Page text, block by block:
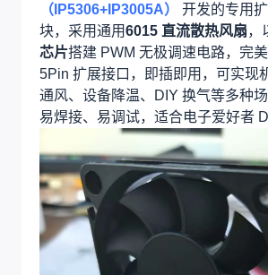
（IP5306+IP3005A）
开发的专用
块，采用通用6015 直流散热风扇，
芯片搭建 PWM 无极调速电路，完
5Pin 扩展接口，即插即用，可实现
通风、设备降温、DIY 换气等多种场
易焊接、易调试，适合电子爱好者